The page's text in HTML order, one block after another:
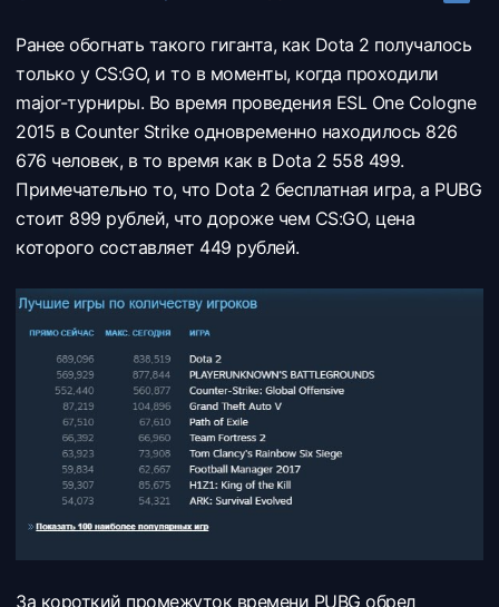
Ранее обогнать такого гиганта, как Dota 2 получалось
только у CS:GO, и то в моменты, когда проходили
major-турниры. Во время проведения ESL One Cologne
2015 в Counter Strike одновременно находилось 826
676 человек, в то время как в Dota 2 558 499.
Примечательно то, что Dota 2 бесплатная игра, а PUBG
стоит 899 рублей, что дороже чем CS:GO, цена
которого составляет 449 рублей.
За короткий промежуток времени PUBG обрел